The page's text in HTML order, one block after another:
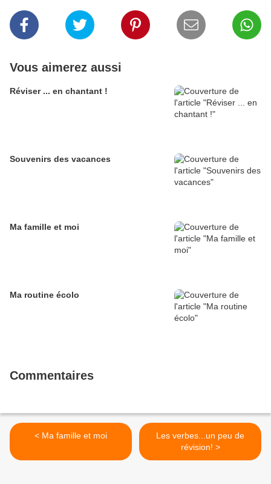
Vous aimerez aussi
Réviser ... en chantant !
Souvenirs des vacances
Ma famille et moi
Ma routine écolo
Commentaires
< Ma famille et moi
Les verbes...un peu de
révision! >